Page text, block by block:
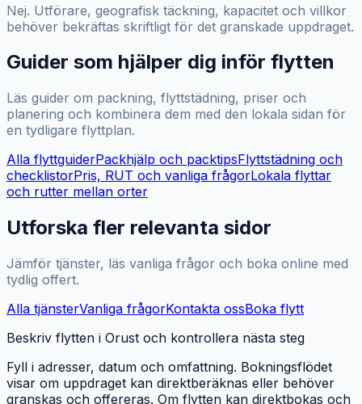
Nej. Utförare, geografisk täckning, kapacitet och villkor
behöver bekräftas skriftligt för det granskade uppdraget.
Guider som hjälper dig inför flytten
Läs guider om packning, flyttstädning, priser och
planering och kombinera dem med den lokala sidan för
en tydligare flyttplan.
Alla flyttguiderPackhjälp och packtipsFlyttstädning och
checklistorPris, RUT och vanliga frågorLokala flyttar
och rutter mellan orter
Utforska fler relevanta sidor
Jämför tjänster, läs vanliga frågor och boka online med
tydlig offert.
Alla tjänsterVanliga frågorKontakta ossBoka flytt
Beskriv flytten i Orust och kontrollera nästa steg
Fyll i adresser, datum och omfattning. Bokningsflödet
visar om uppdraget kan direktberäknas eller behöver
granskas och offereras. Om flytten kan direktbokas och